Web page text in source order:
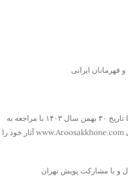
ایرانی
گروه‌های تئاتر کودک، می‌توانند تا تاریخ ۳۰ بهمن سال ۱۴۰۳ با مراجعه به
سایت رسمی جشنواره به نشانی www.Aroosakkhone.com آثار خود را
و با مشارکت پویش تهران